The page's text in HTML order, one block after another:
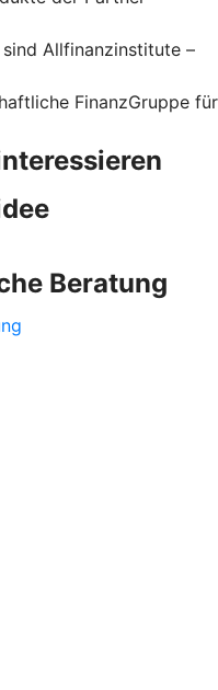
Allfinanzinstitute –
FinanzGruppe für
Beratung